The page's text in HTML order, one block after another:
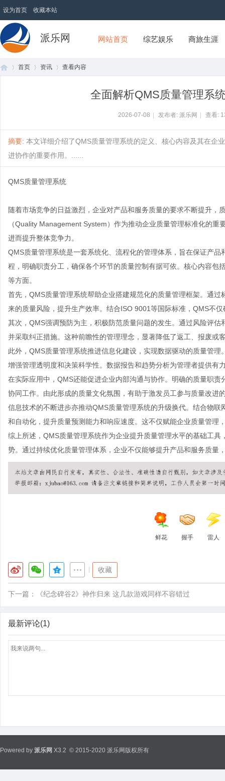
设为首页 收藏本站
派乐网 网站首页 综艺娱乐 商旅生涯
首页 资讯 查看内容
全面解析QMS质量管理系
2026-07-08 发布者: 派乐网 查看:
摘要: 本文详细介绍了QMS质量管理系统的定义、核心内容及其在企
进协作的重要作用。......
QMS质量管理系统
随着市场竞争的日益激烈，企业对产品和服务质量的要求不断提升
（Quality Management System）作为推动企业质量管理标准化的
进而提升整体竞争力。
QMS质量管理系统是一套系统化、流程化的管理体系，旨在保证产
程，明确职责分工，确保各个环节的质量控制有据可依。核心内容包
等方面。
首先，QMS质量管理系统帮助企业搭建规范化的质量管理框架。通
来的质量风险，提升生产效率。结合ISO 9001等国际标准，QMS不
其次，QMS强调预防为主，积极防范质量问题的发生。通过风险评
并采取纠正措施。这种前瞻性的管理理念，显著降低了返工、报废或
此外，QMS质量管理系统推进信息化建设，实现数据驱动的质量管
增强管理透明度和决策科学性。数据报告和趋势分析为管理者提供有
在实际应用中，QMS还能促进企业内部沟通与协作。明确的质量职
协同工作。由此形成的质量文化氛围，有助于激发员工参与质量改进
信息技术的不断进步亦推动QMS质量管理系统的升级换代。结合物
和自动化，提升质量预测能力和响应速度。这不仅赋能企业质量管理
综上所述，QMS质量管理系统作为企业提升质量管理水平的基础工
势。通过持续优化质量管理体系，企业不仅能够提升产品和服务质量
鲜花 握手 雷人
收藏
下一篇： 《纪念碑谷2》神作归来 这几款游戏同样不容错过
最新评论(1)
Powered by 派乐网 X3.2 © 2015-2020 派乐网版权所有